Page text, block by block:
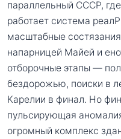
параллельный СССР,
работает система
масштабные
напарницей Майей и
отборочные этапы —
бездорожью, поиски в
Карелии в финал. Но
пульсирующая
огромный комплекс